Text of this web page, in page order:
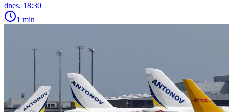
dnes, 18:30
1 min